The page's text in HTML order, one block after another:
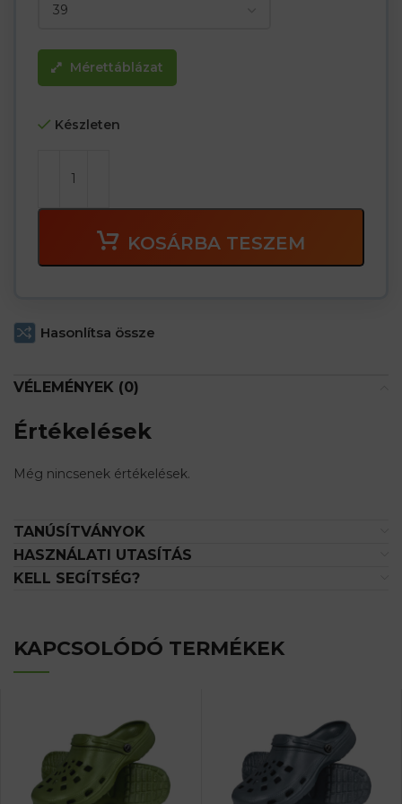
Mérettáblázat
Készleten
KOSÁRBA TESZEM
Hasonlítsa össze
VÉLEMÉNYEK (0)
Értékelések
Még nincsenek értékelések.
TANÚSÍTVÁNYOK
HASZNÁLATI UTASÍTÁS
KELL SEGÍTSÉG?
KAPCSOLÓDÓ TERMÉKEK